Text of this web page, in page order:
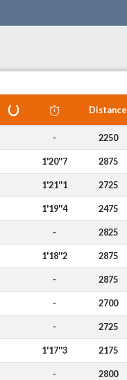
Distance
- 2250
1'20''7 2875
1'21''1 2725
1'19''4 2475
- 2825
1'18''2 2875
- 2875
- 2700
- 2725
1'17''3 2175
- 2800